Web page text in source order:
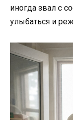
иногда звал с
улыбаться и